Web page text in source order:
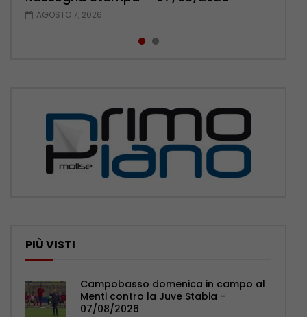
AGOSTO 7, 2026
AGOSTO 6, 2026
PIÙ VISTI
Campobasso domenica in campo al
Menti contro la Juve Stabia –
07/08/2026